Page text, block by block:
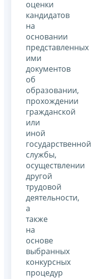
оценки
кандидатов
на
основании
представленных
ими
документов
об
образовании,
прохождении
гражданской
или
иной
государственной
службы,
осуществлении
другой
трудовой
деятельности,
а
также
на
основе
выбранных
конкурсных
процедур